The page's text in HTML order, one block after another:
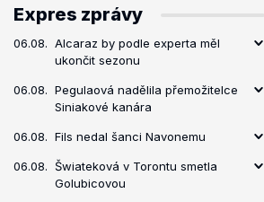
Expres zprávy
06.08. Alcaraz by podle experta měl
ukončit sezonu
06.08. Pegulaová nadělila přemožitelce
Siniakové kanára
06.08. Fils nedal šanci Navonemu
06.08. Šwiateková v Torontu smetla
Golubicovou